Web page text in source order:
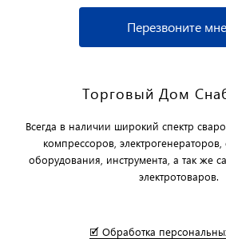
Перезвоните
Торговый Дом
Всегда в наличии широкий спектр
компрессоров,
оборудования, инструмента, а так же
электротоваров.
🗹 Обработка